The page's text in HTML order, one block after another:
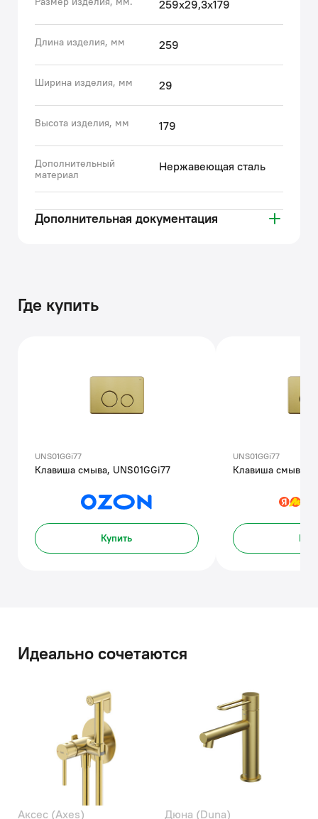
• Клавиша смыва IDDIS® изготовлена из
качественной нержавеющей стали, которая не боится
ни бытовой химии, ни царапин.
экономию потребления воды.
• Гарантия на все клавиши IDDIS® – 3 года.
(с) Авторский текст, январь 2022 г.
259х29,3х179
Длина изделия, мм 259
Ширина изделия, мм 29
Высота изделия, мм 179
Дополнительный
материал
Нержавеющая сталь
Дополнительная документация
Где купить
UNS01GGi77
Клавиша смыва, UNS01GGi77
Купить
UNS01GGi77
Клавиша смыва,
Идеально сочетаются
Аксес (Axes)
Дюна (Duna)